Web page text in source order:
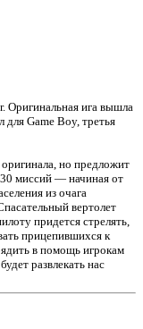
Оригинальная ига вышла
для Game Boy, третья
но предложит
миссий — начиная от
из очага
вертолет
придется стрелять,
прицепившихся к
в помощь игрокам
развлекать нас